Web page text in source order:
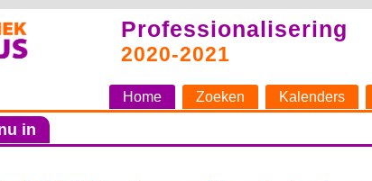
Professionalisering
2020-2021
Home Zoeken Kalenders
in